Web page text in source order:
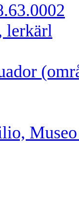
lerkärl